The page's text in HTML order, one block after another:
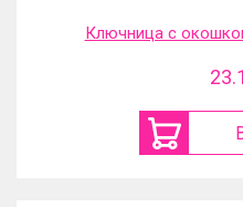
Ключница с